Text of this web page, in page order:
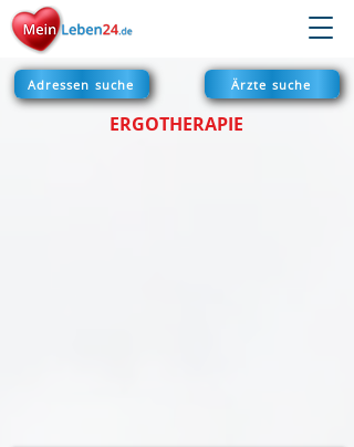
Adressen suche Ärzte suche
ERGOTHERAPIE